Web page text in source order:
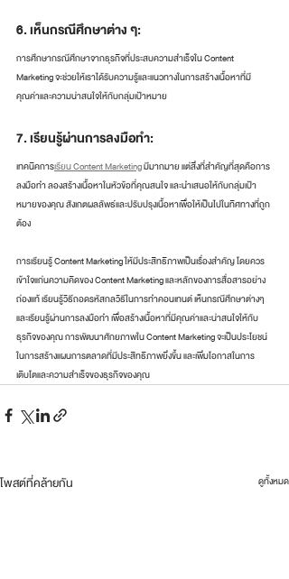
6. เห็นกรณีศึกษาต่าง ๆ:
การศึกษากรณีศึกษาจากธุรกิจที่ประสบความสำเร็จใน Content
Marketing จะช่วยให้เราได้รับความรู้และแนวทางในการสร้างเนื้อหาที่มี
คุณค่าและความน่าสนใจให้กับกลุ่มเป้าหมาย
7. เรียนรู้ผ่านการลงมือทำ:
เทคนิคการเรียน Content Marketing มีมากมาย แต่สิ่งที่สำคัญที่สุดคือการ
ลงมือทำ ลองสร้างเนื้อหาในหัวข้อที่คุณสนใจ และนำเสนอให้กับกลุ่มเป้า
หมายของคุณ สังเกตผลลัพธ์และปรับปรุงเนื้อหาเพื่อให้เป็นไปในทิศทางที่ถูก
ต้อง
การเรียนรู้ Content Marketing ให้มีประสิทธิภาพเป็นเรื่องสำคัญ โดยควร
เข้าใจแก่นความคิดของ Content Marketing และหลักของการสื่อสารอย่าง
ถ่องแท้ เรียนรู้วิธีถอดรหัสกลวิธีในการทำคอนเทนต์ เห็นกรณีศึกษาต่างๆ
และเรียนรู้ผ่านการลงมือทำ เพื่อสร้างเนื้อหาที่มีคุณค่าและน่าสนใจให้กับ
ธุรกิจของคุณ การพัฒนาศักยภาพใน Content Marketing จะเป็นประโยชน์
ในการสร้างแผนการตลาดที่มีประสิทธิภาพยิ่งขึ้น และเพิ่มโอกาสในการ
เติบโตและความสำเร็จของธุรกิจของคุณ
โพสต์ที่คล้ายกัน ดูทั้งหมด